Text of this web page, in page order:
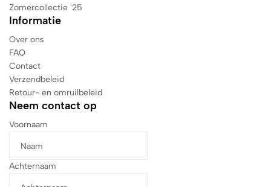
Zomercollectie '25
Informatie
Over ons
FAQ
Contact
Verzendbeleid
Retour- en omruilbeleid
Neem contact op
Voornaam
Achternaam